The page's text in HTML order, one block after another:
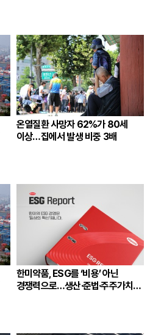
온열질환 사망자 62%가 80세
이상…집에서 발생 비중 3배
한미약품, ESG를 ‘비용’ 아닌
경쟁력으로…생산·준법·주주가치